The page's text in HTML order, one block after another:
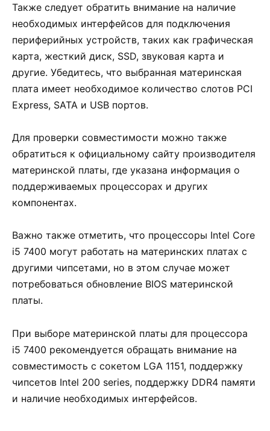
Также следует обратить внимание на наличие
необходимых интерфейсов для подключения
периферийных устройств, таких как графическая
карта, жесткий диск, SSD, звуковая карта и
другие. Убедитесь, что выбранная материнская
плата имеет необходимое количество слотов PCI
Express, SATA и USB портов.
Для проверки совместимости можно также
обратиться к официальному сайту производителя
материнской платы, где указана информация о
поддерживаемых процессорах и других
компонентах.
Важно также отметить, что процессоры Intel Core
i5 7400 могут работать на материнских платах с
другими чипсетами, но в этом случае может
потребоваться обновление BIOS материнской
платы.
При выборе материнской платы для процессора
i5 7400 рекомендуется обращать внимание на
совместимость с сокетом LGA 1151, поддержку
чипсетов Intel 200 series, поддержку DDR4 памяти
и наличие необходимых интерфейсов.